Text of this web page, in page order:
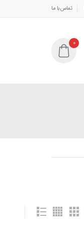
تماس با ما
0